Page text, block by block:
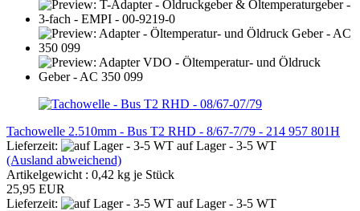
Tachowelle 2.510mm - Bus T2 RHD - 8/67-7/79 - 214 957 801H
Lieferzeit:
auf Lager - 3-5 WT
(Ausland abweichend)
Artikelgewicht : 0,42 kg je Stück
25,95 EUR
Lieferzeit:
auf Lager - 3-5 WT